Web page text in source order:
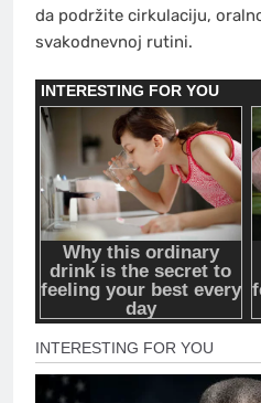
da podržite cirkulaciju,
svakodnevnoj rutini.